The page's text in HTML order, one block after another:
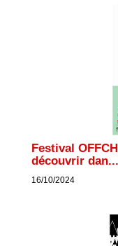
Festival
découvrir dan...
16/10/2024